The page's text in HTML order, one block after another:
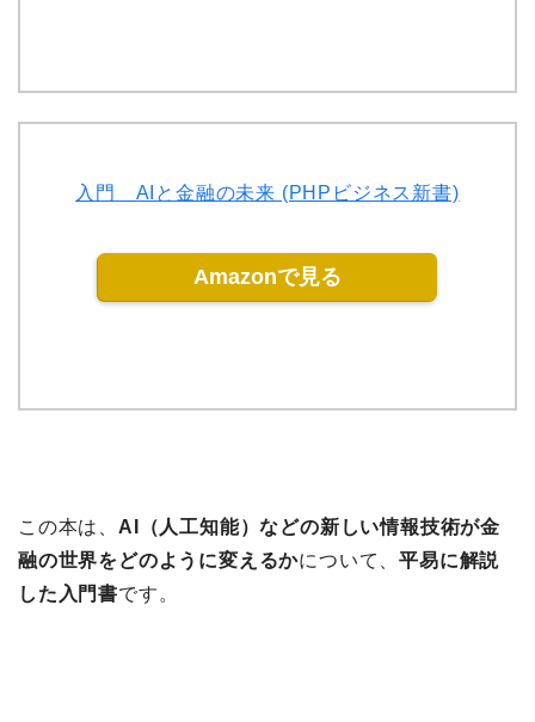
入門 AIと金融の未来 (PHPビジネス新書)
Amazonで見る
この本は、 AI（人工知能）などの新しい情報技術が金
融の世界をどのように変えるかについて、平易に解説
した入門書です。